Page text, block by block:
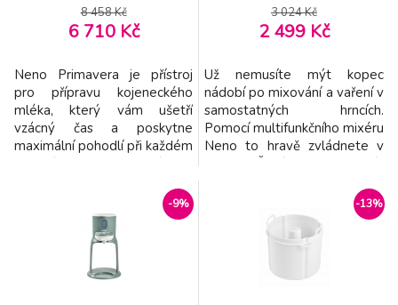
8 458 Kč
6 710 Kč
Neno Primavera je přístroj
pro přípravu kojeneckého
mléka, který vám ušetří
vzácný čas a poskytne
maximální pohodlí při každém
mléčných směsí, rychle
zahřeje vodu na ideální
teplotu až do 70 °C. S
intuitivním dotykovým
panelem a pokročilými
3 024 Kč
2 499 Kč
Už nemusíte mýt kopec
nádobí po mixování a vaření v
samostatných hrncích.
Pomocí multifunkčního mixéru
Neno to hravě zvládnete v
maminky, které si cení
pořádku a pohodlí. Už
nemusíte připravovat
samostatných hrncích. Neno
-9% -13%